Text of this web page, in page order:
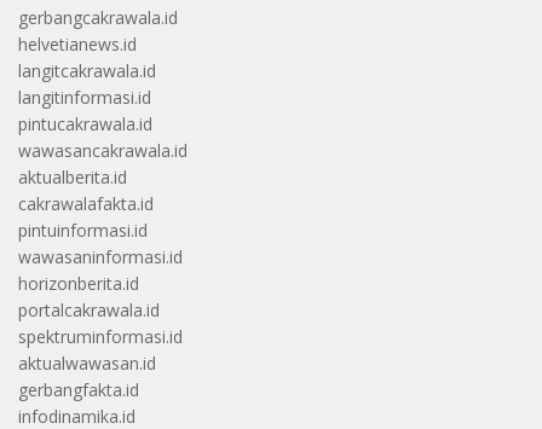
gerbangcakrawala.id
helvetianews.id
langitcakrawala.id
langitinformasi.id
pintucakrawala.id
wawasancakrawala.id
aktualberita.id
cakrawalafakta.id
pintuinformasi.id
wawasaninformasi.id
horizonberita.id
portalcakrawala.id
spektruminformasi.id
aktualwawasan.id
gerbangfakta.id
infodinamika.id